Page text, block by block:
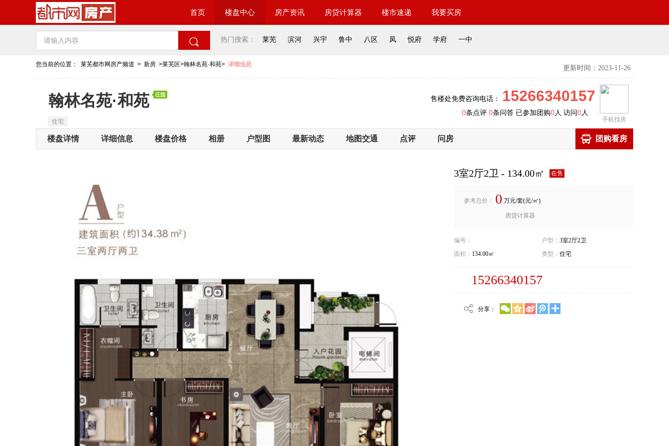
首页 楼盘中心 房产资讯 房贷计算器 楼市速递 我要买房
 热门搜索： 莱芜 滨河 兴宇 鲁中 八区 凤 悦府 学府 一中
您当前的位置： 莱芜都市网房产频道 > 新房 >莱芜区>翰林名苑·和苑> 详细信息 更新时间：2023-11-26
翰林名苑·和苑
住宅 手机找房
售楼处免费咨询电话： 15266340157
0条点评 0条问答 已参加团购0人 访问0人
楼盘详情 详细信息 楼盘价格 相册 户型图 最新动态 地图交通 点评 问房 团购看房
3室2厅2卫 - 134.00㎡ 在售
参考总价： 0 万元/套(元/㎡)
房贷计算器
编号： 户型： 3室2厅2卫
面积： 134.00㎡ 类型： 住宅
15266340157
分享：